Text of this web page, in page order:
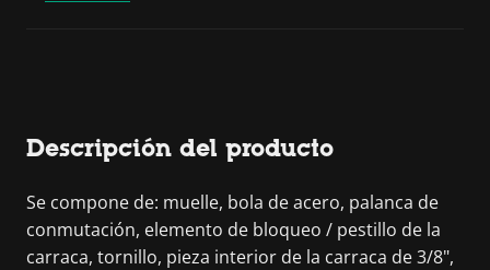
Descripción del producto
Se compone de: muelle, bola de acero, palanca de
conmutación, elemento de bloqueo / pestillo de la
carraca, tornillo, pieza interior de la carraca de 3/8",